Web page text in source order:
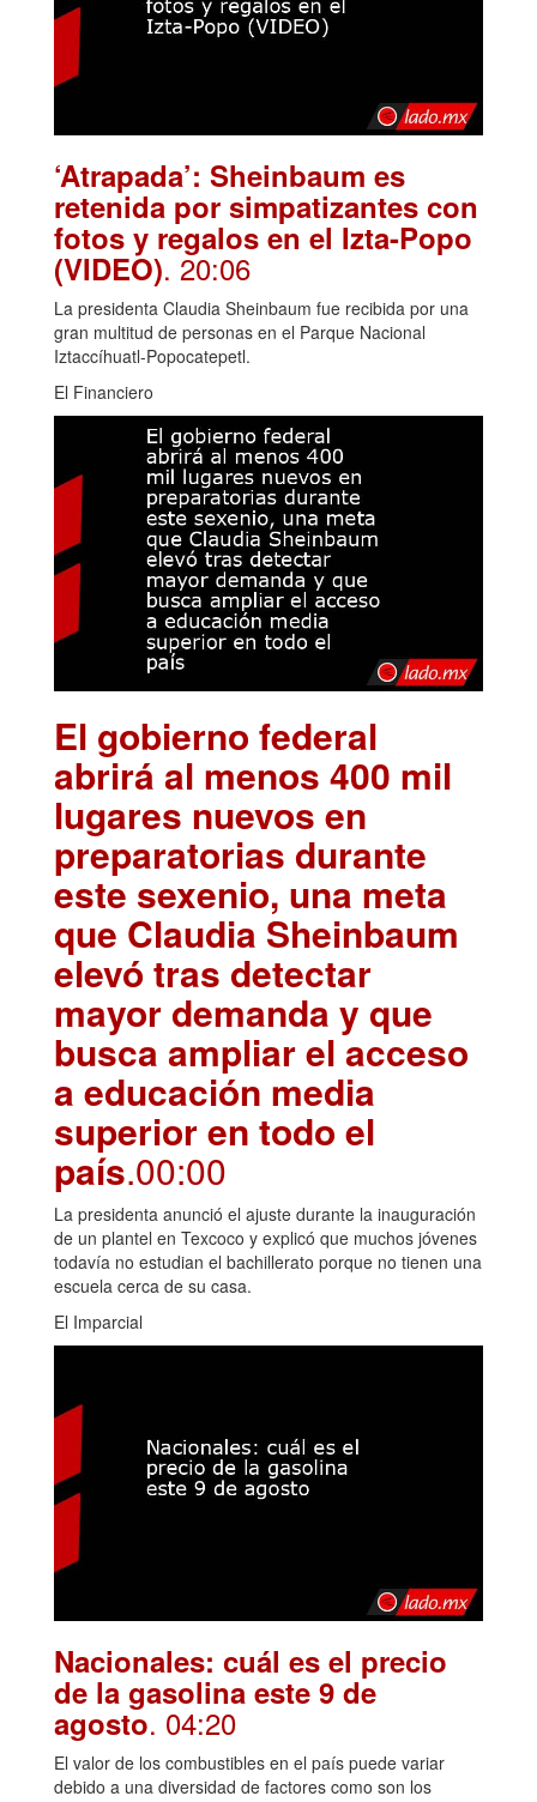
‘Atrapada’: Sheinbaum es
retenida por simpatizantes con
fotos y regalos en el Izta-Popo
(VIDEO). 20:06
La presidenta Claudia Sheinbaum fue recibida por una
gran multitud de personas en el Parque Nacional
Iztaccíhuatl-Popocatepetl.
El Financiero
El gobierno federal
abrirá al menos 400 mil
lugares nuevos en
preparatorias durante
este sexenio, una meta
que Claudia Sheinbaum
elevó tras detectar
mayor demanda y que
busca ampliar el acceso
a educación media
superior en todo el
país.00:00
La presidenta anunció el ajuste durante la inauguración
de un plantel en Texcoco y explicó que muchos jóvenes
todavía no estudian el bachillerato porque no tienen una
escuela cerca de su casa.
El Imparcial
Nacionales: cuál es el precio
de la gasolina este 9 de
agosto. 04:20
El valor de los combustibles en el país puede variar
debido a una diversidad de factores como son los